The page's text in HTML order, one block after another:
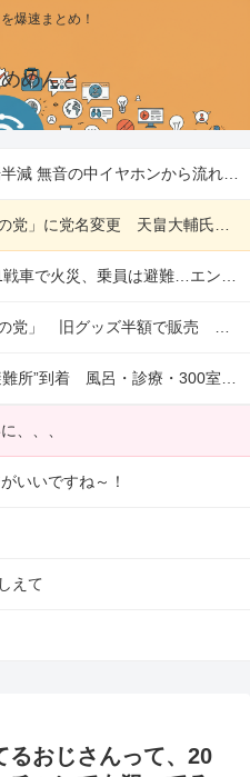
爆速まとめ！
めんと
「盆踊り」は騒音か 苦情数件会場半減 無音の中イヤホンから流れる曲に合わせ踊るサイレント盆ダンスも 他
【衝撃】れいわ新選組、「いのちの党」に党名変更 天畠大輔氏が共同代表へ 他
韓国陸軍の射撃訓練中だったK1E1戦車で火災、乗員は避難…エンジンルーム付近から出火！ 他
れいわ新選組の新党名は「いのちの党」 旧グッズ半額で販売 どうなる秘書給与疑惑 他
【これは頼もしい】熊本に“海上避難所”到着 風呂・診療・300室を備えた「はくおうⅡ」 他
、、、
いいですね～！
えて
るおじさんって、20